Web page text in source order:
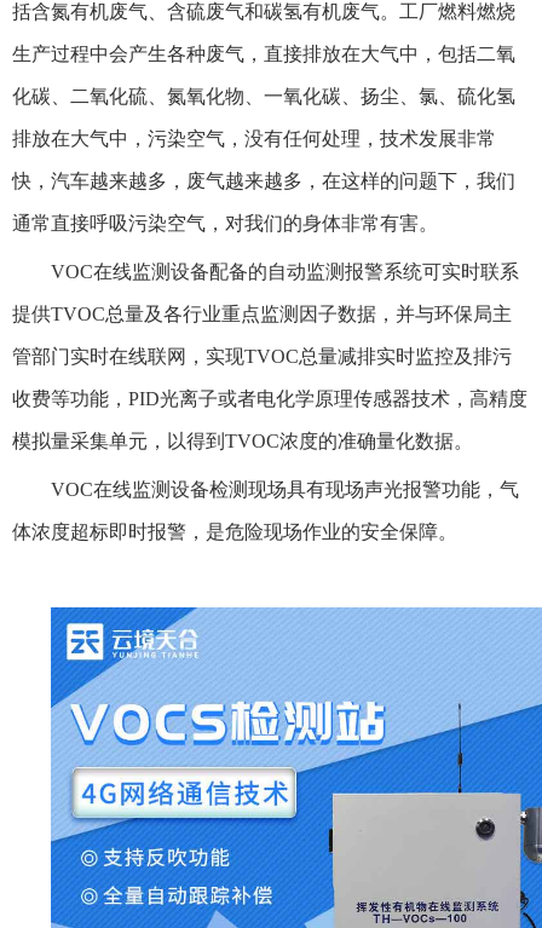
括含氮有机废气、含硫废气和碳氢有机废气。工厂燃料燃烧
生产过程中会产生各种废气，直接排放在大气中，包括二氧
化碳、二氧化硫、氮氧化物、一氧化碳、扬尘、氯、硫化氢
排放在大气中，污染空气，没有任何处理，技术发展非常
快，汽车越来越多，废气越来越多，在这样的问题下，我们
通常直接呼吸污染空气，对我们的身体非常有害。
VOC在线监测设备配备的自动监测报警系统可实时联系
提供TVOC总量及各行业重点监测因子数据，并与环保局主
管部门实时在线联网，实现TVOC总量减排实时监控及排污
收费等功能，PID光离子或者电化学原理传感器技术，高精度
模拟量采集单元，以得到TVOC浓度的准确量化数据。
VOC在线监测设备检测现场具有现场声光报警功能，气
体浓度超标即时报警，是危险现场作业的安全保障。